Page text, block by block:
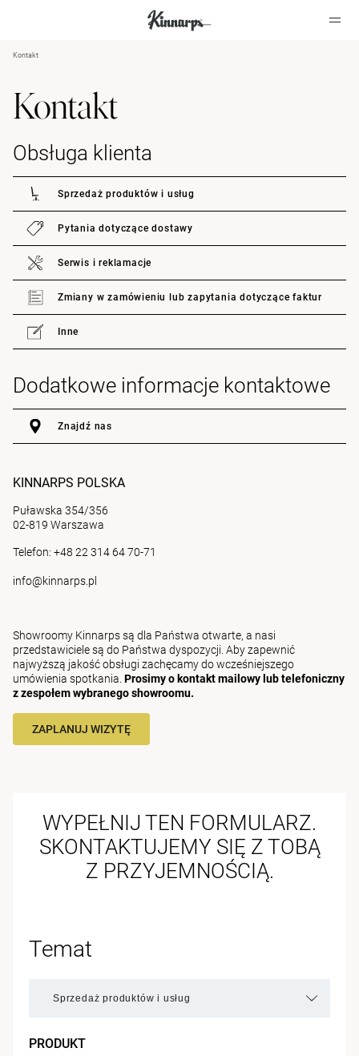
Kontakt
Kontakt
Obsługa klienta
Sprzedaż produktów i usług
Pytania dotyczące dostawy
Serwis i reklamacje
Zmiany w zamówieniu lub zapytania dotyczące faktur
Inne
Dodatkowe informacje kontaktowe
Znajdź nas
KINNARPS POLSKA
Puławska 354/356
02-819 Warszawa
Telefon: +48 22 314 64 70-71
info@kinnarps.pl
Showroomy Kinnarps są dla Państwa otwarte, a nasi
przedstawiciele są do Państwa dyspozycji. Aby zapewnić
najwyższą jakość obsługi zachęcamy do wcześniejszego
umówienia spotkania. Prosimy o kontakt mailowy lub telefoniczny
z zespołem wybranego showroomu.
ZAPLANUJ WIZYTĘ
WYPEŁNIJ TEN FORMULARZ.
SKONTAKTUJEMY SIĘ Z TOBĄ
Z PRZYJEMNOŚCIĄ.
Temat
PRODUKT